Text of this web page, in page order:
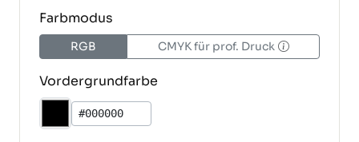
Farbmodus
RGB CMYK für prof. Druck
Vordergrundfarbe